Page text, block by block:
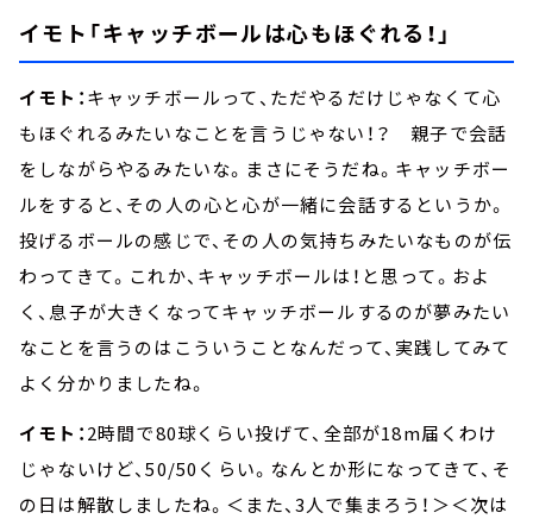
イモト「キャッチボールは心もほぐれる！」
イモト：キャッチボールって、ただやるだけじゃなくて心
もほぐれるみたいなことを言うじゃない！？ 親子で会話
をしながらやるみたいな。まさにそうだね。キャッチボー
ルをすると、その人の心と心が一緒に会話するというか。
投げるボールの感じで、その人の気持ちみたいなものが伝
わってきて。これか、キャッチボールは！と思って。およ
く、息子が大きくなってキャッチボールするのが夢みたい
なことを言うのはこういうことなんだって、実践してみて
よく分かりましたね。
イモト：2時間で80球くらい投げて、全部が18m届くわけ
じゃないけど、50/50くらい。なんとか形になってきて、そ
の日は解散しましたね。＜また、3人で集まろう！＞＜次は